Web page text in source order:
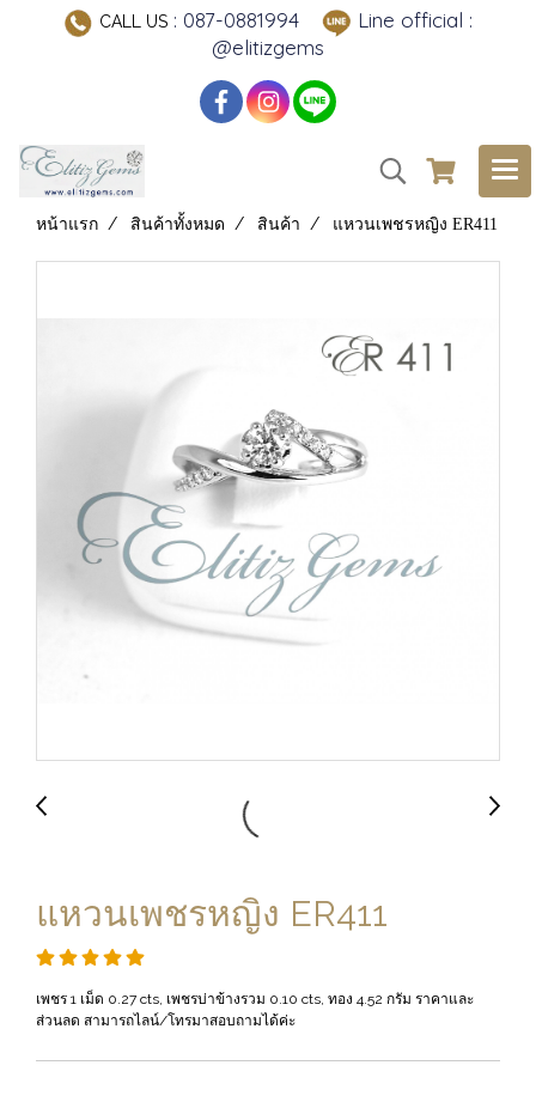
CALL US: 087-0881994
Line official :
@elitizgems
หน้าแรก สินค้าทั้งหมด สินค้า แหวนเพชรหญิง ER411
แหวนเพชรหญิง ER411
เพชร 1 เม็ด 0.27 cts, เพชรบ่าข้างรวม 0.10 cts, ทอง 4.52 กรัม ราคาและ
ส่วนลด สามารถไลน์/โทรมาสอบถามได้ค่ะ